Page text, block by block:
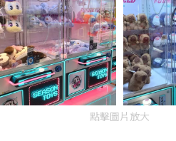
點擊圖片放大